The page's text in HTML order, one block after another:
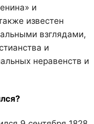
и
известен
взглядами,
и
неравенств и